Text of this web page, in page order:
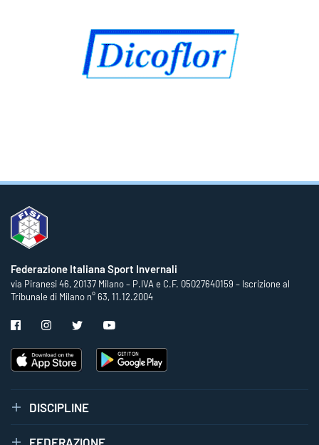
Federazione Italiana Sport Invernali
via Piranesi 46, 20137 Milano – P.IVA e C.F. 05027640159 – Iscrizione al
Tribunale di Milano n° 63, 11.12.2004
DISCIPLINE